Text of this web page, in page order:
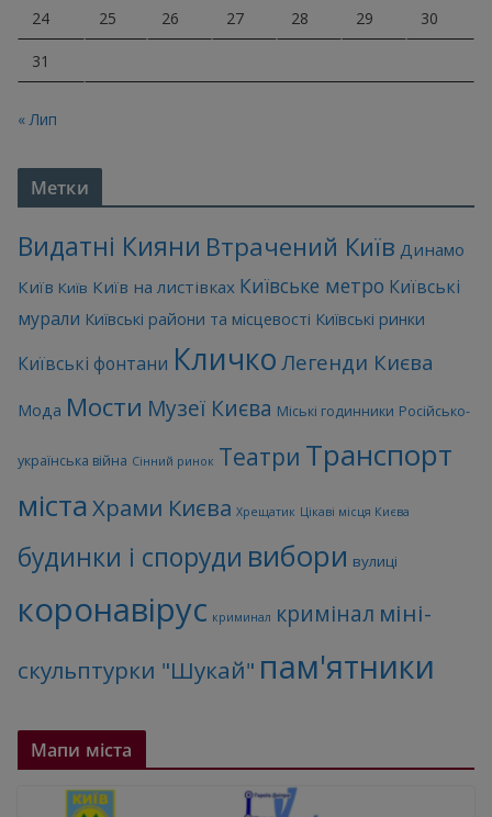
24 25 26 27 28 29 30
31
« Лип
Метки
Видатні Кияни Втрачений Київ Динамо
Київ Київ Київ на листівках Київське метро Київські
мурали Київські райони та місцевості Київські ринки
Київські фонтани Кличко Легенди Києва
Мода Мости Музеї Києва Міські годинники Російсько-
українська війна Сінний ринок Театри Транспорт
міста Храми Києва Хрещатик Цікаві місця Києва
будинки і споруди вибори вулиці
коронавірус криминал кримінал міні-
скульптурки "Шукай" пам'ятники
Мапи міста